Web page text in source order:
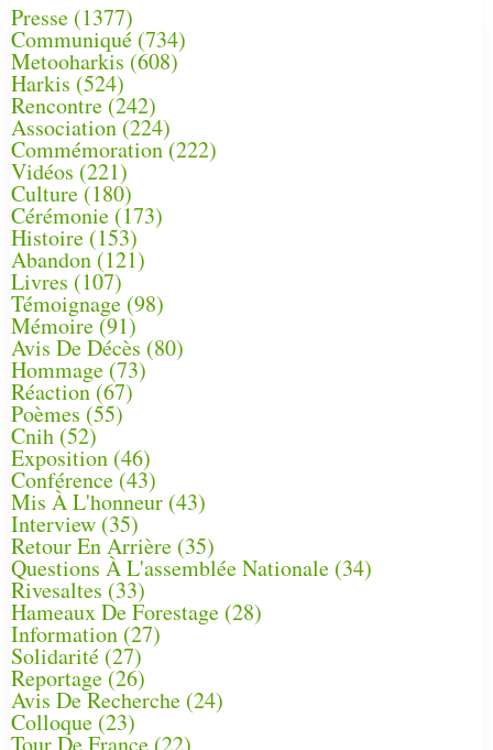
Presse (1377)
Communiqué (734)
Metooharkis (608)
Harkis (524)
Rencontre (242)
Association (224)
Commémoration(222)
Vidéos (221)
Culture(180)
Cérémonie (173)
Histoire (153)
Abandon(121)
Livres (107)
Témoignage (98)
Mémoire (91)
Avis De Décès (80)
Hommage (73)
Réaction(67)
Poèmes (55)
Cnih (52)
Exposition (46)
Conférence(43)
Mis À L'honneur (43)
Interview (35)
Retour En Arrière (35)
Questions À L'assemblée Nationale (34)
Rivesaltes (33)
Hameaux De Forestage (28)
Information (27)
Solidarité (27)
Reportage(26)
Avis De Recherche (24)
Colloque (23)
Tour De France (22)